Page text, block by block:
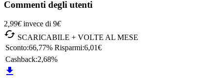
Commenti degli utenti
2 ,99€ invece di 9€
 SCARICABILE + VOLTE AL MESE
Sconto:66,77% Risparmi:6,01€
Cashback:2,68%
